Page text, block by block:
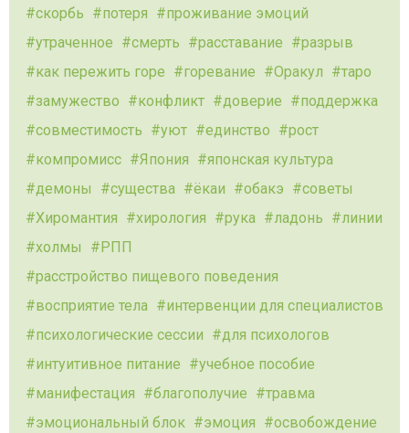
скорбь
потеря
проживание эмоций
утраченное
смерть расставание
разрыв
как пережить горе
горевание Оракул
таро
замужество
конфликт доверие
поддержка
совместимость
уют единство
рост
компромисс
Япония
японская культура
демоны
существа ёкаи обакэ
советы
Хиромантия
хирология рука ладонь
линии
холмы
РПП
расстройство пищевого поведения
восприятие тела
интервенции для специалистов
психологические сессии
для психологов
интуитивное питание
учебное пособие
манифестация
благополучие
травма
эмоциональный блок
эмоция
освобождение